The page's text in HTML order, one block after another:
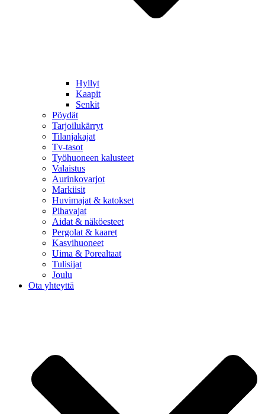
Hyllyt
Kaapit
Senkit
Pöydät
Tarjoilukärryt
Tilanjakajat
Tv-tasot
Työhuoneen kalusteet
Valaistus
Aurinkovarjot
Markiisit
Huvimajat & katokset
Pihavajat
Aidat & näköesteet
Pergolat & kaaret
Kasvihuoneet
Uima & Porealtaat
Tulisijat
Joulu
Ota yhteyttä